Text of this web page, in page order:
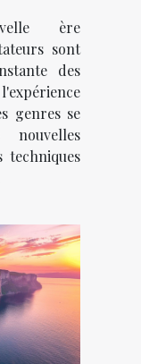
ère
sont
des
genres se
techniques